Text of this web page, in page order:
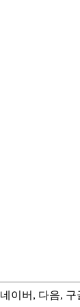
네이버, 다음,